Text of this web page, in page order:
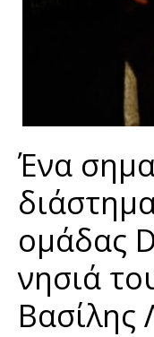
Ένα
ομάδας
νησιά
Βασίλης